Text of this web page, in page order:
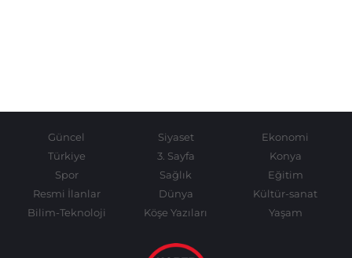
Güncel Siyaset
Ekonomi
Türkiye
3. Sayfa
Konya
Spor
Sağlık
Eğitim
Resmi İlanlar
Dünya
Kültür-sanat
Bilim-Teknoloji
Köşe Yazıları Yaşam